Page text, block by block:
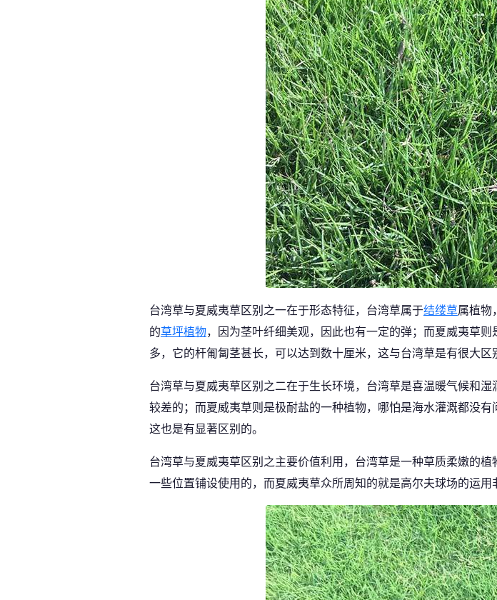
台湾草与夏威夷草区别之一在于形态特征，台湾草属于结缕草属植物
的草坪植物，因为茎叶纤细美观，因此也有一定的弹；而夏威夷草
多，它的杆匍匐茎甚长，可以达到数十厘米，这与台湾草是有很大区
台湾草与夏威夷草区别之二在于生长环境，台湾草是喜温暖气候和
较差的；而夏威夷草则是极耐盐的一种植物，哪怕是海水灌溉都没
这也是有显著区别的。
台湾草与夏威夷草区别之主要价值利用，台湾草是一种草质柔嫩的
一些位置铺设使用的，而夏威夷草众所周知的就是高尔夫球场的运用